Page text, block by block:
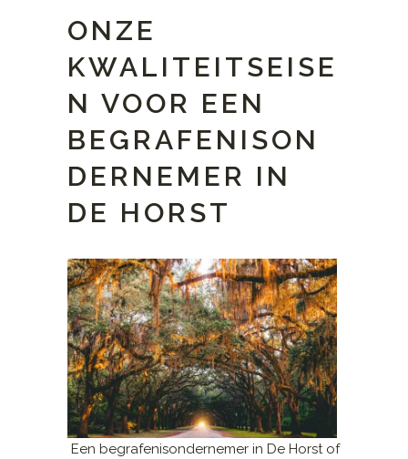
ONZE
KWALITEITSEISE
N VOOR EEN
BEGRAFENISON
DERNEMER IN
DE HORST
Een begrafenisondernemer in De Horst of